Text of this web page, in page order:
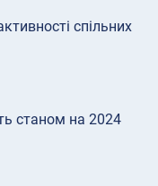
спільних
станом на 2024